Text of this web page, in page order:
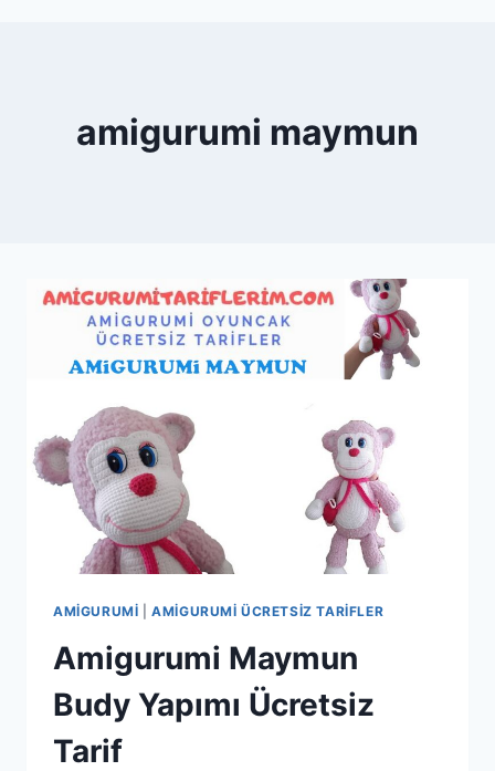
amigurumi maymun
AMIGURUMI |AMIGURUMI ÜCRETSIZ TARIFLER
Amigurumi Maymun
Budy Yapımı Ücretsiz
Tarif